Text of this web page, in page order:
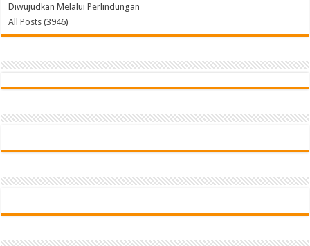
Diwujudkan Melalui Perlindungan
All Posts (3946)